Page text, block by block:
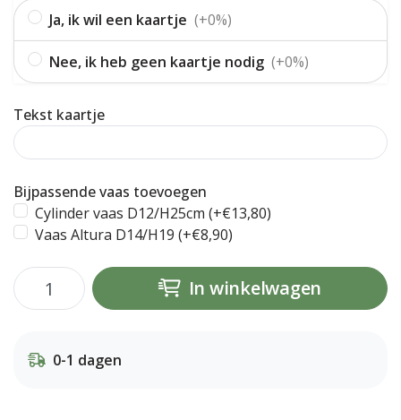
Ja, ik wil een kaartje (+0%)
Nee, ik heb geen kaartje nodig (+0%)
Tekst kaartje
Bijpassende vaas toevoegen
Cylinder vaas D12/H25cm (+€13,80)
Vaas Altura D14/H19 (+€8,90)
In winkelwagen
0-1 dagen